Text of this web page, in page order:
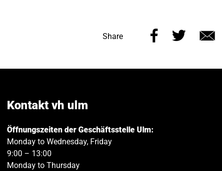
Share
Share
page
Share
page
Kontakt vh ulm
Öffnungszeiten der Geschäftsstelle Ulm:
Monday to Wednesday, Friday
9:00 – 13:00
Monday to Thursday